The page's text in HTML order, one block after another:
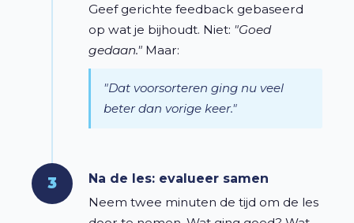
Geef gerichte feedback gebaseerd
op wat je bijhoudt. Niet: "Goed
gedaan." Maar:
"Dat voorsorteren ging nu veel
beter dan vorige keer."
3
Na de les: evalueer samen
Neem twee minuten de tijd om de les